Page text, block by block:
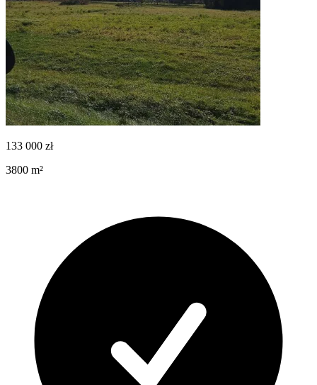
133 000 zł
3800 m²